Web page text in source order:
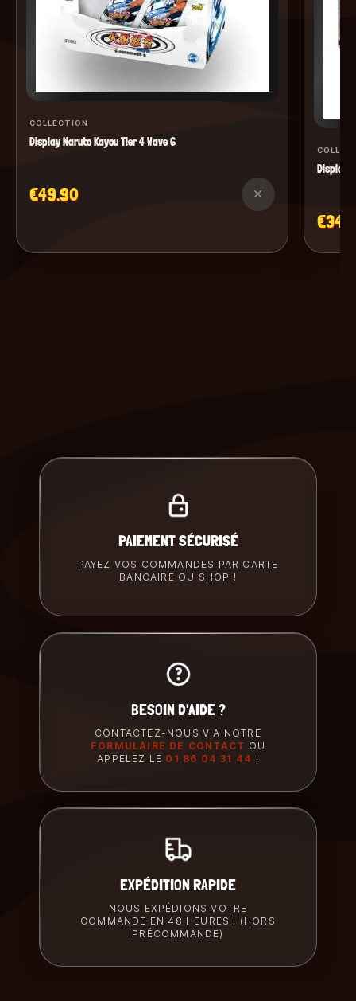
COLLECTION
Display Naruto Kayou Tier 4 Wave 6
€49.90 ×
Display
PAIEMENT SÉCURISÉ
PAYEZ VOS COMMANDES PAR CARTE
BANCAIRE OU SHOP !
BESOIN D'AIDE ?
CONTACTEZ-NOUS VIA NOTRE
FORMULAIRE DE CONTACT OU
APPELEZ LE 01 86 04 31 44 !
EXPÉDITION RAPIDE
NOUS EXPÉDIONS VOTRE
COMMANDE EN 48 HEURES ! (HORS
PRÉCOMMANDE)